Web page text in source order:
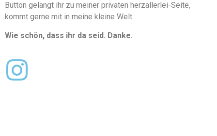
Button gelangt ihr zu meiner privaten herzallerlei-Seite,
kommt gerne mit in meine kleine Welt.
Wie schön, dass ihr da seid. Danke.